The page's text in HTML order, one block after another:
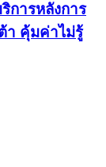
การหลังการ
า คุ้มค่าไม่รู้